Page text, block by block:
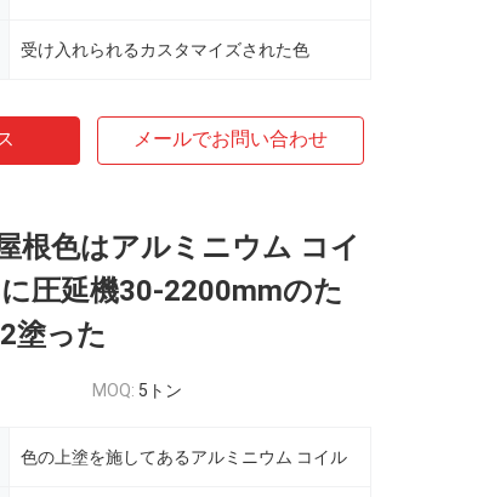
受け入れられるカスタマイズされた色
メールでお問い合わせ
根色はアルミニウム コイ
圧延機30-2200mmのた
塗った
MOQ: 5トン
色の上塗を施してあるアルミニウム コイル